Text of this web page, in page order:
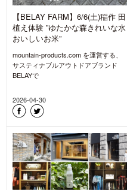
【BELAY FARM】6/6(土)稲作 田
植え体験 ”ゆたかな森きれいな水
おいしいお米”
mountain-products.com を運営する、
サスティナブルアウトドアブランド
BELAYで
2026-04-30